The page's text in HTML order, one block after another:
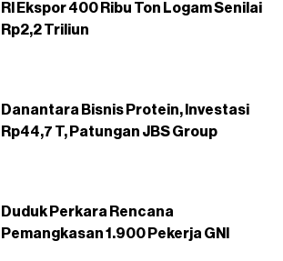
RI Ekspor 400 Ribu Ton Logam Senilai
Rp2,2 Triliun
Danantara Bisnis Protein, Investasi
Rp44,7 T, Patungan JBS Group
Duduk Perkara Rencana
Pemangkasan 1.900 Pekerja GNI